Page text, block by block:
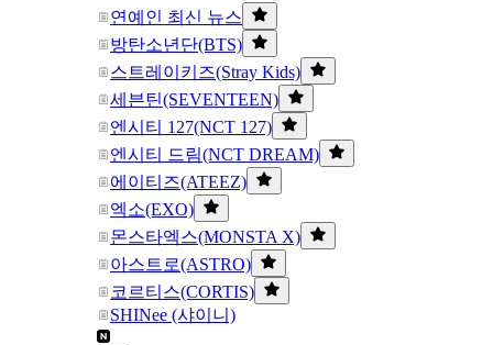
연예인 최신 뉴스
방탄소년단(BTS)
스트레이키즈(Stray Kids)
세븐틴(SEVENTEEN)
엔시티 127(NCT 127)
엔시티 드림(NCT DREAM)
에이티즈(ATEEZ)
엑소(EXO)
몬스타엑스(MONSTA X)
아스트로(ASTRO)
코르티스(CORTIS)
SHINee (샤이니)